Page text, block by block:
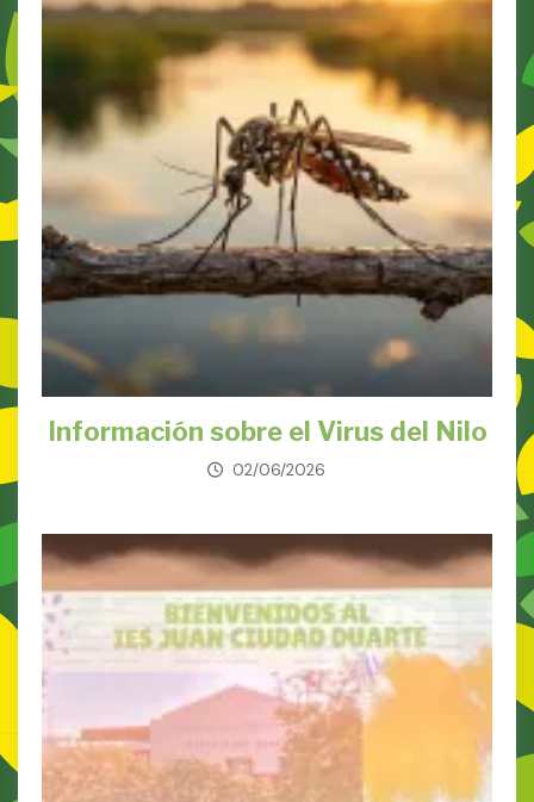
Información sobre el Virus del Nilo
02/06/2026